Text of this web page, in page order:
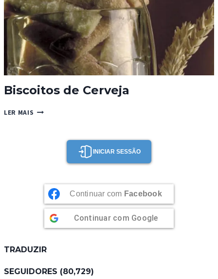
Biscoitos de Cerveja
LER MAIS BISCOITOS
INICIAR SESSÃO
Continuar com Facebook
Continuar com Google
TRADUZIR
SEGUIDORES (80,729)